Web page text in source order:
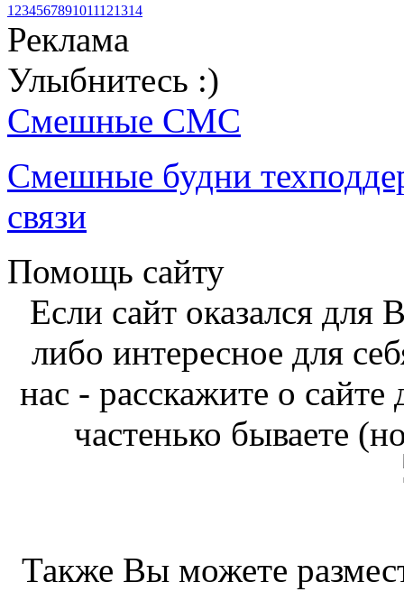
1 234567891011121314
Реклама
Улыбнитесь :)
Смешные СМС
Смешные будни
связи
Помощь сайту
Если сайт оказался
либо интересное для
нас - расскажите о
частенько бываете
Также Вы можете